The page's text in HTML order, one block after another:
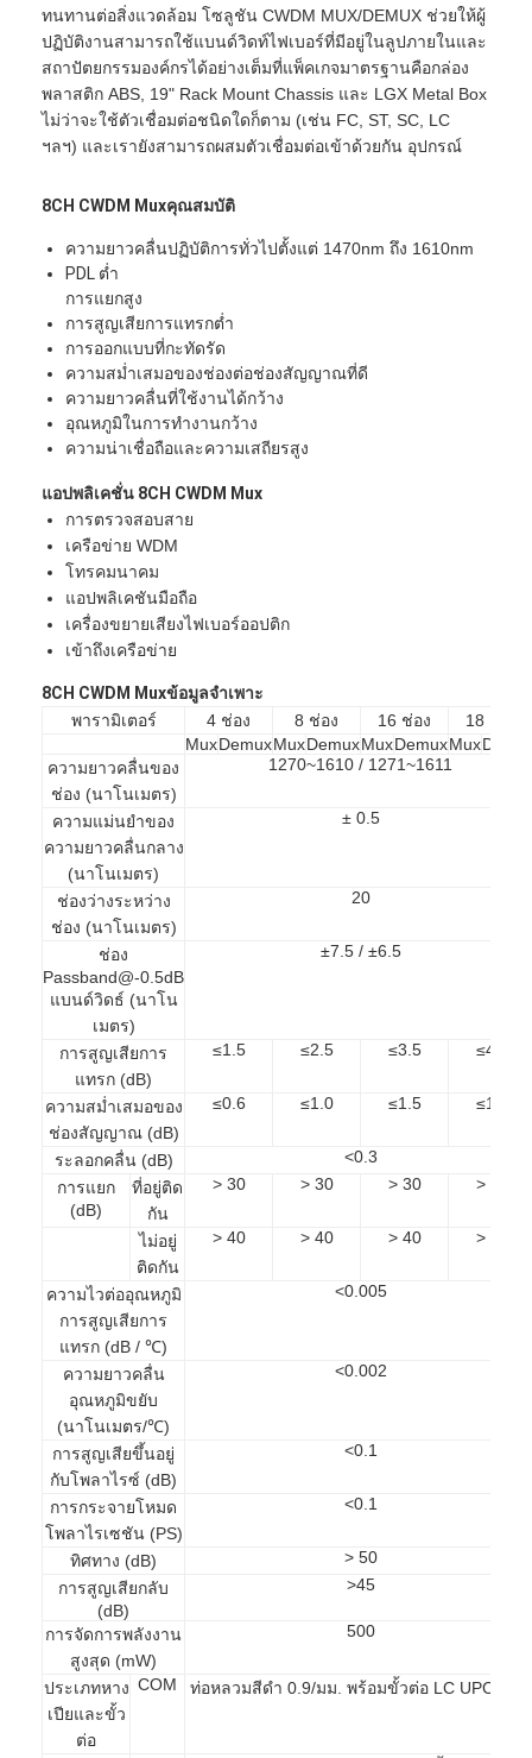
บ้าน
สินค้า
เกี่ยวกับเรา
ทัวร์โรงงาน
ควบคุมคุณภาพ
ติดต่อเรา
ข่าว
พูดคุยกันเดี๋ยวนี้
MPO MTP
WDM MUX DEMUX
แยก PLC ไฟเบอร์ออปติก
สายไฟเบอร์ออปติก
ทนทานต่อสิ่งแวดล้อม โซลูชัน CWDM MUX/DEMUX ช่วยให้ผู้
ปฏิบัติงานสามารถใช้แบนด์วิดท์ไฟเบอร์ที่มีอยู่ในลูปภายในและ
สถาปัตยกรรมองค์กรได้อย่างเต็มที่แพ็คเกจมาตรฐานคือกล่อง
พลาสติก ABS, 19" Rack Mount Chassis และ LGX Metal Box
ไม่ว่าจะใช้ตัวเชื่อมต่อชนิดใดก็ตาม (เช่น FC, ST, SC, LC
ฯลฯ) และเรายังสามารถผสมตัวเชื่อมต่อเข้าด้วยกัน อุปกรณ์
8CH CWDM Muxคุณสมบัติ
ความยาวคลื่นปฏิบัติการทั่วไปตั้งแต่ 1470nm ถึง 1610nm
PDL ต่ำ
การแยกสูง
การสูญเสียการแทรกต่ำ
การออกแบบที่กะทัดรัด
ความสม่ำเสมอของช่องต่อช่องสัญญาณที่ดี
ความยาวคลื่นที่ใช้งานได้กว้าง
อุณหภูมิในการทำงานกว้าง
ความน่าเชื่อถือและความเสถียรสูง
แอปพลิเคชั่น 8CH CWDM Mux
การตรวจสอบสาย
เครือข่าย WDM
โทรคมนาคม
แอปพลิเคชันมือถือ
เครื่องขยายเสียงไฟเบอร์ออปติก
เข้าถึงเครือข่าย
8CH CWDM Muxข้อมูลจำเพาะ
พารามิเตอร์
4 ช่อง 8 ช่อง 16 ช่อง
18 ช่อง
MuxDemuxMuxDemuxMuxDemuxMux
ความยาวคลื่นของ
ช่อง (นาโนเมตร)
1270~1610 / 1271~1611
ความแม่นยำของ
ความยาวคลื่นกลาง
(นาโนเมตร)
± 0.5
ช่องว่างระหว่าง
ช่อง (นาโนเมตร)
20
ช่อง
Passband@-0.5dB
แบนด์วิดธ์ (นาโน
เมตร)
±7.5 / ±6.5
การสูญเสียการ
แทรก (dB)
≤1.5 ≤2.5 ≤3.5 ≤4.0
ความสม่ำเสมอของ
ช่องสัญญาณ (dB)
≤0.6 ≤1.0 ≤1.5 ≤1.5
ระลอกคลื่น (dB)
<0.3
การแยก
(dB)
ที่อยู่ติด
กัน
> 30 > 30 > 30 > 30
ไม่อยู่
ติดกัน
> 40 > 40 > 40 > 40
ความไวต่ออุณหภูมิ
การสูญเสียการ
แทรก (dB / ℃)
<0.005
ความยาวคลื่น
อุณหภูมิขยับ
(นาโนเมตร/℃)
<0.002
การสูญเสียขึ้นอยู่
กับโพลาไรซ์ (dB)
<0.1
การกระจายโหมด
โพลาไรเซชัน (PS)
<0.1
ทิศทาง (dB)
> 50
การสูญเสียกลับ
(dB)
>45
การจัดการพลังงาน
สูงสุด (mW)
500
ประเภทหาง
เปียและขั้ว
ต่อ
COM ท่อหลวมสีดำ 0.9/มม. พร้อมขั้วต่อ LC UPC/APC